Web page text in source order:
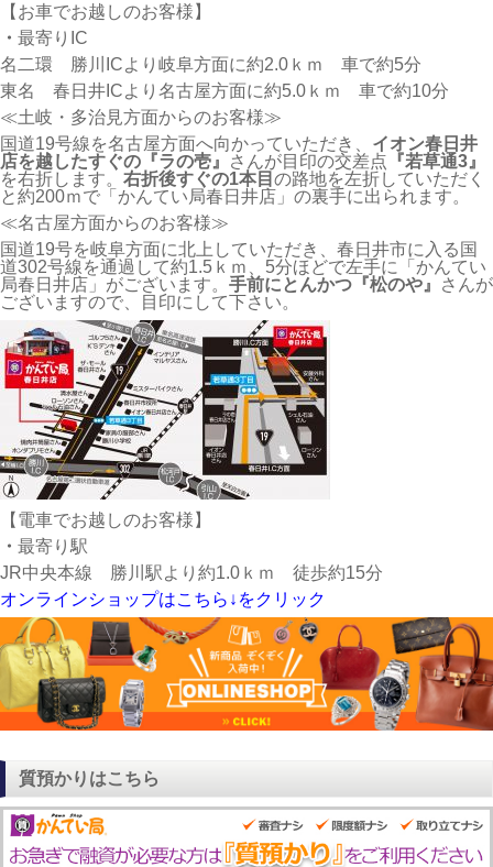
【お車でお越しのお客様】
・ 最寄りIC
名二環 勝川ICより岐阜方面に約2.0ｋｍ 車で約5分
東名 春日井ICより名古屋方面に約5.0ｋｍ 車で約10分
≪土岐・多治見方面からのお客様≫
国道19号線を名古屋方面へ向かっていただき、 イオン春日井
店を越したすぐの『ラの壱』
さんが目印の交差点 『若草通3』
を右折します。 右折後すぐの1本目 の路地を左折していただく
と約200ｍで「かんてい局春日井店」の裏手に出られます。
≪名古屋方面からのお客様≫
国道19号を岐阜方面に北上していただき、春日井市に入る国
道302号線を通過して約1.5ｋｍ、5分ほどで左手に「かんてい
局春日井店」がございます。 手前にとんかつ『松のや』
さんが
ございますので、目印にして下さい。
【電車でお越しのお客様】
・ 最寄り駅
JR中央本線 勝川駅より約1.0ｋｍ 徒歩約15分
オンラインショップはこちら↓をクリック
質預かりはこちら